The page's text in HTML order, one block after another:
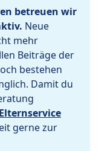
betreuen wir
Neue
mehr
Beiträge der
bestehen
Damit du
gerne zur